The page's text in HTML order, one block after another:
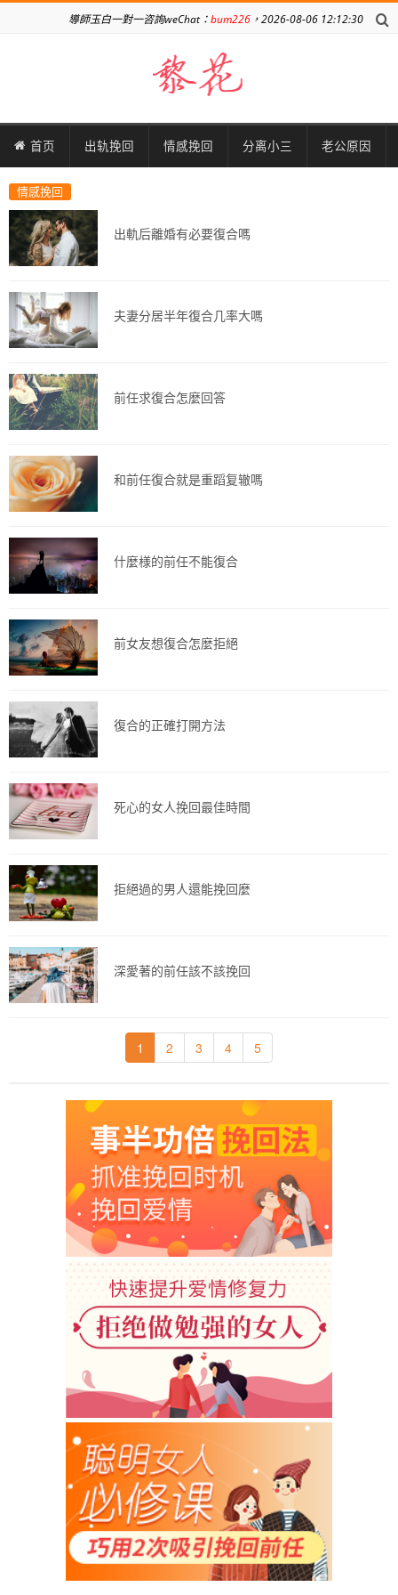
導師玉白一對一咨詢weChat：bum226 ，2026-08-06 12:12:30
首页 出轨挽回 情感挽回 分离小三 老公原因
情感挽回
出軌后離婚有必要復合嗎
夫妻分居半年復合几率大嗎
前任求復合怎麼回答
和前任復合就是重蹈复辙嗎
什麼様的前任不能復合
前女友想復合怎麼拒絕
復合的正確打開方法
死心的女人挽回最佳時間
拒絕過的男人還能挽回麼
深愛著的前任該不該挽回
1 2 3 4 5